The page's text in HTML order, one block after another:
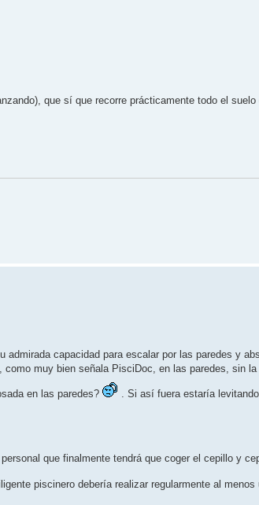
que sí que recorre prácticamente todo el suelo
capacidad para escalar por las paredes y
muy bien señala PisciDoc, en las paredes, sin
en las paredes? . Si así fuera estaría levitando
que finalmente tendrá que coger el cepillo y
piscinero debería realizar regularmente al